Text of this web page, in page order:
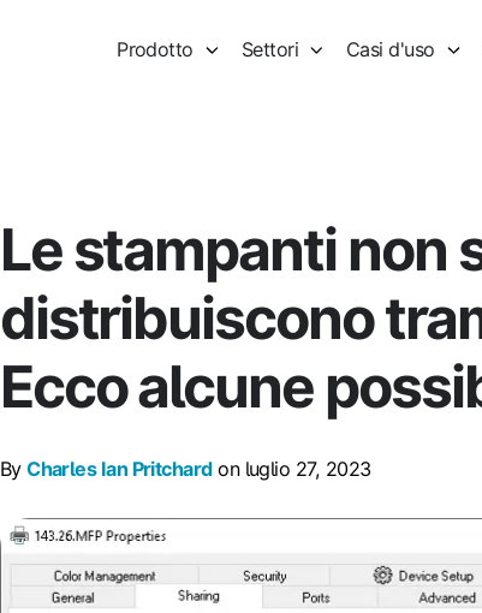
Prodotto Settori Casi d'uso
Le stampanti non
distribuiscono
Ecco alcune
ByCharles Ian Pritchardon luglio 27, 2023